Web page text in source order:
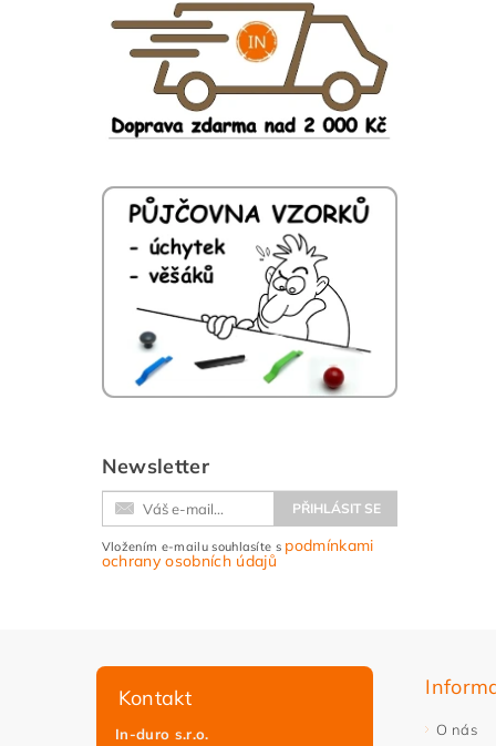
Newsletter
Vložením e-mailu souhlasíte s podmínkami
ochrany osobních údajů
Kontakt
In-duro s.r.o. O nás